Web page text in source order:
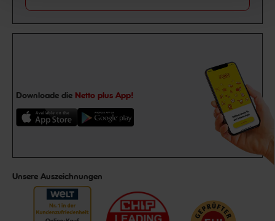
Downloade die Netto plus App!
Unsere Auszeichnungen